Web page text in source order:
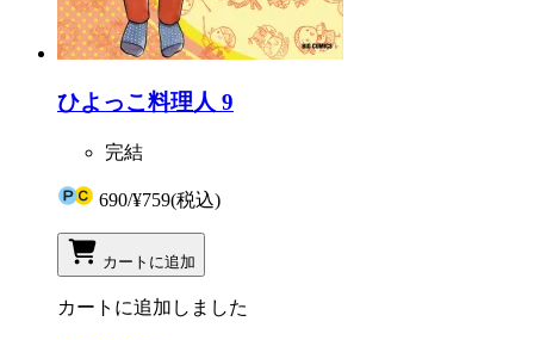
ひよっこ料理人 9
完結
690/¥759(税込)
カートに追加
カートに追加しました